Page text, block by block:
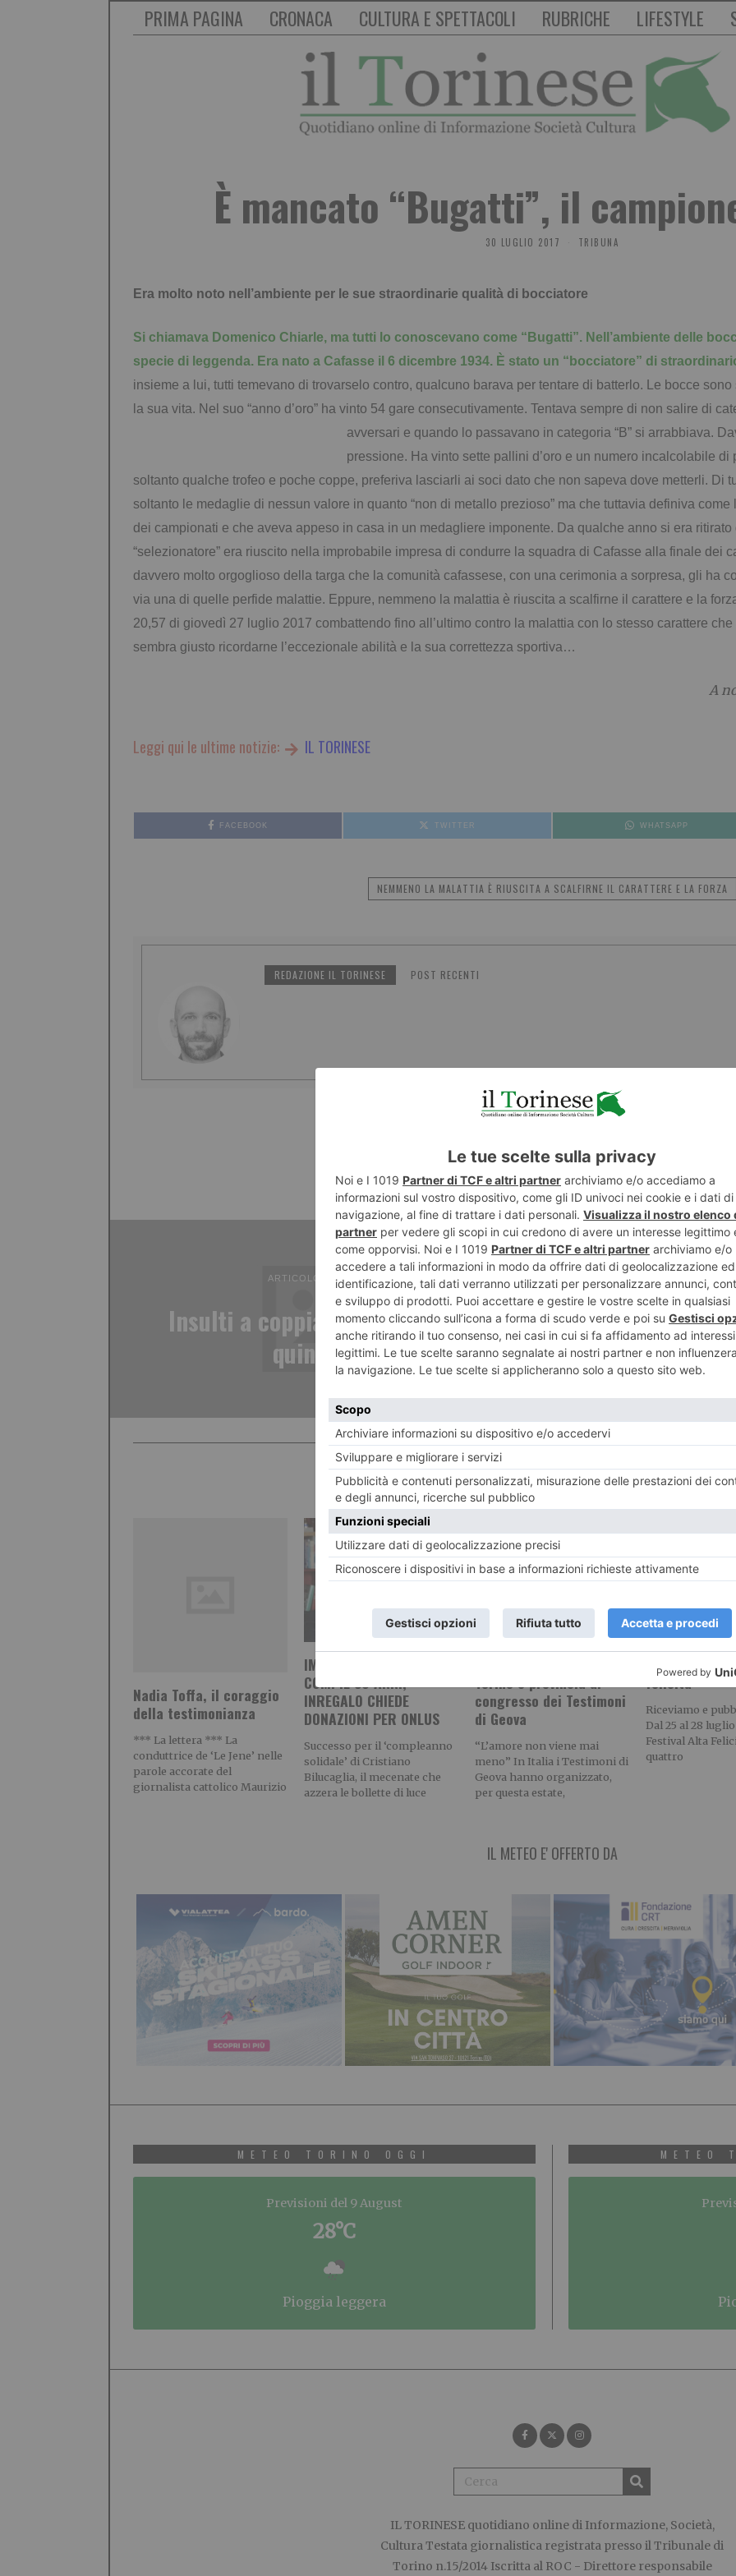
PRIMA PAGINA CRONACA CULTURA E SPETTACOLI RUBRICHE LIFESTYLE
È mancato “Bugatti”, il
30 LUGLIO 2017 TRIBUNA
Era molto noto nell’ambiente per le sue straordinarie qualità di bocciatore
Si chiamava Domenico Chiarle, ma tutti lo conoscevano come “Bugatti”. Nell’ambiente delle
specie di leggenda. Era nato a Cafasse il 6 dicembre 1934. È stato un “bocciatore” di
insieme a lui, tutti temevano di trovarselo contro, qualcuno barava per tentare di batterlo. Le bocce
la sua vita. Nel suo “anno d’oro” ha vinto 54 gare consecutivamente. Tentava sempre di non salire di
avversari e quando lo passavano in categoria “B” si arrabbiava.
pressione. Ha vinto sette pallini d’oro e un numero incalcolabile di
soltanto qualche trofeo e poche coppe, preferiva lasciarli ai soci dato che non sapeva dove metterli. Di
soltanto le medaglie di nessun valore in quanto “non di metallo prezioso” ma che tuttavia definiva
dei campionati e che aveva appeso in casa in un medagliere imponente. Da qualche anno si era
“selezionatore” era riuscito nella improbabile impresa di condurre la squadra di Cafasse alla finale dei
davvero molto orgoglioso della targa che la comunità cafassese, con una cerimonia a sorpresa, gli ha
via una di quelle perfide malattie. Eppure, nemmeno la malattia è riuscita a scalfirne il carattere e la
20,57 di giovedì 27 luglio 2017 combattendo fino all’ultimo contro la malattia con lo stesso carattere
sembra giusto ricordarne l’eccezionale abilità e la sua correttezza sportiva…
A
Leggi qui le ultime notizie: IL TORINESE
FACEBOOK TWITTER WHATSAPP
NEMMENO LA MALATTIA È RIUSCITA A SCALFIRNE IL CARATTERE E LA FORZA
REDAZIONE IL TORINESE POST RECENTI
ARTICOLO PRECEDENTE
Insulti a coppia gay da ragazzini
quindicenni
Donna
RECENTI:
Nadia Toffa, il coraggio
della testimonianza
*** La lettera *** La
conduttrice de ‘Le Jene’ nelle
parole accorate del
giornalista cattolico Maurizio
IMPRENDITORE TORINESE
COMPIE 50 ANNI,
INREGALO CHIEDE
DONAZIONI PER ONLUS
Successo per il ‘compleanno
solidale’ di Cristiano
Bilucaglia, il mecenate che
azzera le bollette di luce
Torino e provincia al
congresso dei Testimoni
di Geova
“L’amore non viene mai
meno” In Italia i Testimoni di
Geova hanno organizzato,
per questa estate,
Un festival ad
felicità
Riceviamo e
Dal 25 al 28
Festival Alta
quattro
IL METEO E' OFFERTO DA
METEO TORINO OGGI
Previsioni del 9 August
28°C
pioggia leggera
METEO
IL TORINESEquotidiano online di Informazione, Società,
Cultura Testata giornalistica registrata presso il Tribunale di
Torino n.15/2014 Iscritta al ROC - Direttore responsabile